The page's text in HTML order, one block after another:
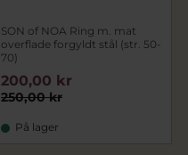
SON of NOA Ring m. mat
overflade forgyldt stål (str. 50-
70)
250,00 kr
200,00 kr
På lager